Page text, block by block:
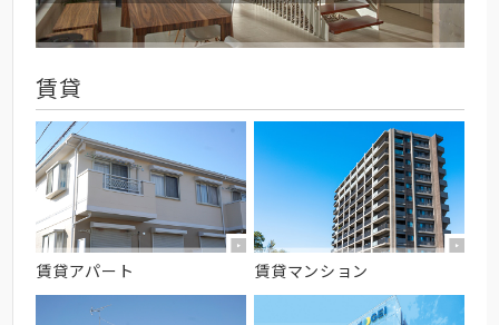
賃貸
賃貸アパート 賃貸マンション